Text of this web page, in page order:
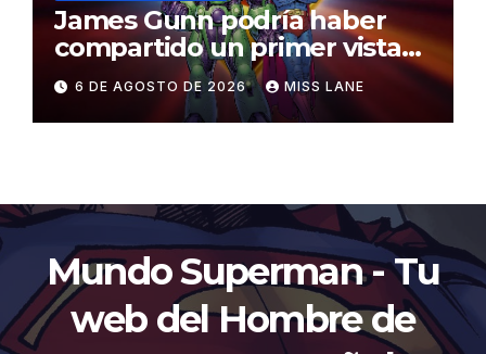
James Gunn podría haber
compartido un primer vistazo
al traje de Brainiac
6 DE AGOSTO DE 2026 MISS LANE
Mundo Superman - Tu
web del Hombre de